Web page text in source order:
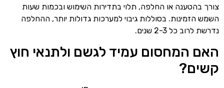
צורך בהטענה או החלפה, תלוי בתדירות השימוש ובכמות שעות
השמש הזמינות. בסוללות גיבוי למערכות גדולות יותר, ההחלפה
נדרשת לרוב כל 2-3 שנים.
האם המחסום עמיד לגשם ולתנאי חוץ
קשים?